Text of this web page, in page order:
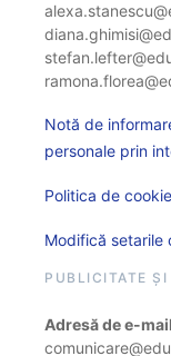
Notă de
personale prin
Politica de cookie
Modifică setarile
PUBLICITATE ȘI
Adresă de e-mail